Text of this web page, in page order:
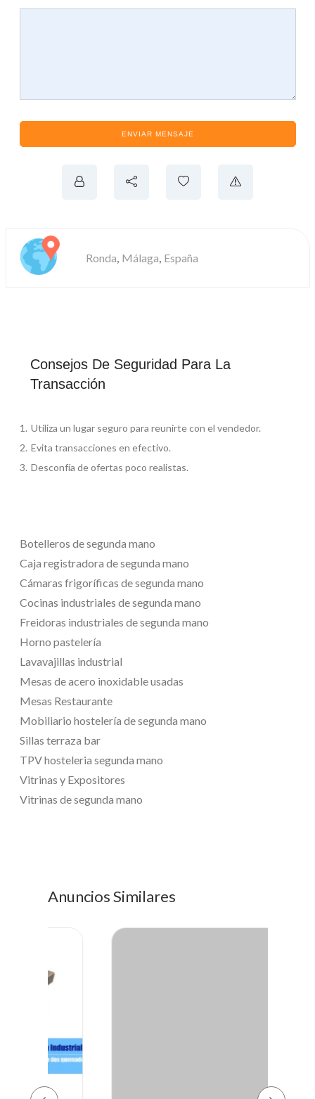
ENVIAR MENSAJE
Ronda, Málaga, España
Consejos De Seguridad Para La
Transacción
Utiliza un lugar seguro para reunirte con el vendedor.
Evita transacciones en efectivo.
Desconfía de ofertas poco realistas.
Botelleros de segunda mano
Caja registradora de segunda mano
Cámaras frigoríficas de segunda mano
Cocinas industriales de segunda mano
Freidoras industriales de segunda mano
Horno pastelería
Lavavajillas industrial
Mesas de acero inoxidable usadas
Mesas Restaurante
Mobiliario hostelería de segunda mano
Sillas terraza bar
TPV hosteleria segunda mano
Vitrinas y Expositores
Vitrinas de segunda mano
Anuncios Similares